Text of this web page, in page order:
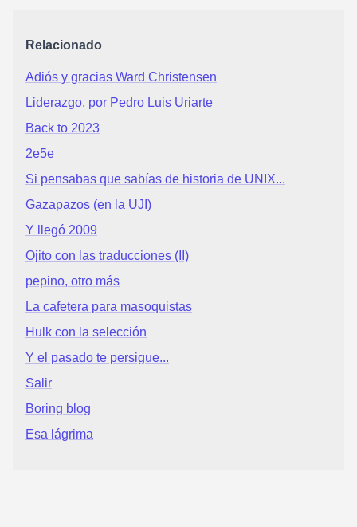
Relacionado
Adiós y gracias Ward Christensen
Liderazgo, por Pedro Luis Uriarte
Back to 2023
2e5e
Si pensabas que sabías de historia de UNIX...
Gazapazos (en la UJI)
Y llegó 2009
Ojito con las traducciones (II)
pepino, otro más
La cafetera para masoquistas
Hulk con la selección
Y el pasado te persigue...
Salir
Boring blog
Esa lágrima